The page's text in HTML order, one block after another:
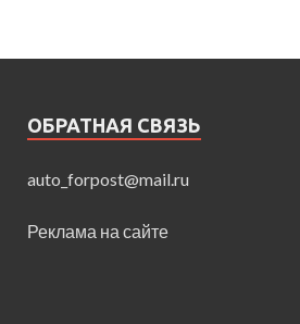
ОБРАТНАЯ СВЯЗЬ
auto_forpost@mail.ru
Реклама на сайте